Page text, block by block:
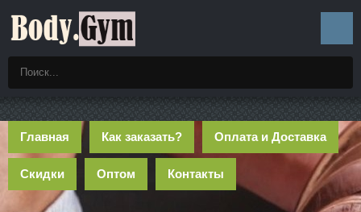
Главная Как заказать? Оплата и Доставка
Скидки Оптом Контакты